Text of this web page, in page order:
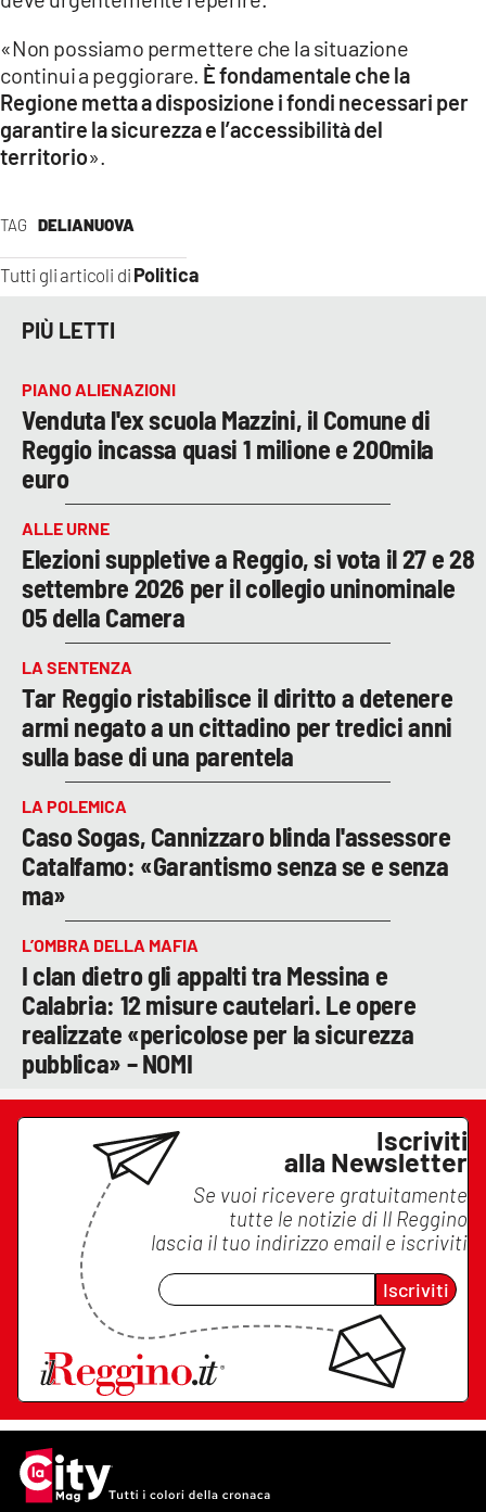
TAG DELIANUOVA
Tutti gli articoli di Politica
«Non possiamo permettere che la situazione
continui a peggiorare. È fondamentale che la
Regione metta a disposizione i fondi necessari per
garantire la sicurezza e l’accessibilità del
territorio».
PIÙ LETTI
PIANO ALIENAZIONI
Venduta l'ex scuola Mazzini, il Comune di
Reggio incassa quasi 1 milione e 200mila
euro
ALLE URNE
Elezioni suppletive a Reggio, si vota il 27 e 28
settembre 2026 per il collegio uninominale
05 della Camera
LA SENTENZA
Tar Reggio ristabilisce il diritto a detenere
armi negato a un cittadino per tredici anni
sulla base di una parentela
LA POLEMICA
Caso Sogas, Cannizzaro blinda l'assessore
Catalfamo: «Garantismo senza se e senza
ma»
L’OMBRA DELLA MAFIA
I clan dietro gli appalti tra Messina e
Calabria: 12 misure cautelari. Le opere
realizzate «pericolose per la sicurezza
pubblica» – NOMI
Iscriviti
alla Newsletter
Se vuoi ricevere gratuitamente
tutte le notizie di Il Reggino
lascia il tuo indirizzo email e iscriviti
Iscriviti